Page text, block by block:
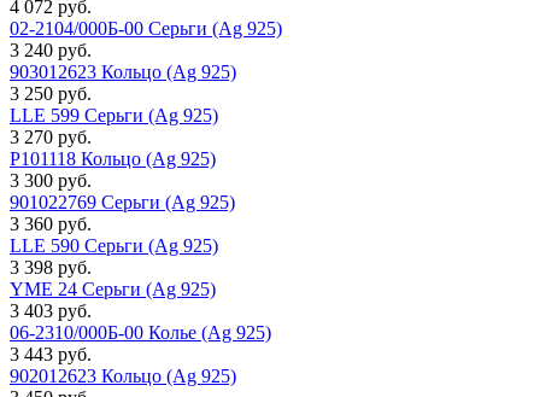
4 072 руб.
02-2104/000Б-00 Серьги (Ag 925)
3 240 руб.
903012623 Кольцо (Ag 925)
3 250 руб.
LLE 599 Серьги (Ag 925)
3 270 руб.
P101118 Кольцо (Ag 925)
3 300 руб.
901022769 Серьги (Ag 925)
3 360 руб.
LLE 590 Серьги (Ag 925)
3 398 руб.
YME 24 Серьги (Ag 925)
3 403 руб.
06-2310/000Б-00 Колье (Ag 925)
3 443 руб.
902012623 Кольцо (Ag 925)